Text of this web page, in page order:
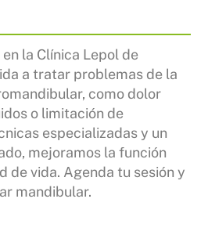
la Clínica Lepol de
a tratar problemas de la
como dolor
o limitación de
especializadas y un
mejoramos la función
de vida. Agenda tu sesión y
mandibular.